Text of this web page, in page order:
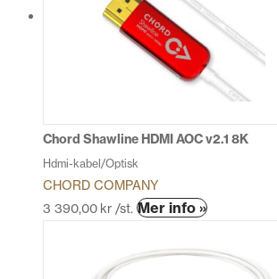
De
olika
alternativen
kan
väljas
produktsidan
Chord Shawline HDMI AOC v2.1 8K
Hdmi-kabel/Optisk
CHORD COMPANY
3 390,00 kr /st. Mer info »Den